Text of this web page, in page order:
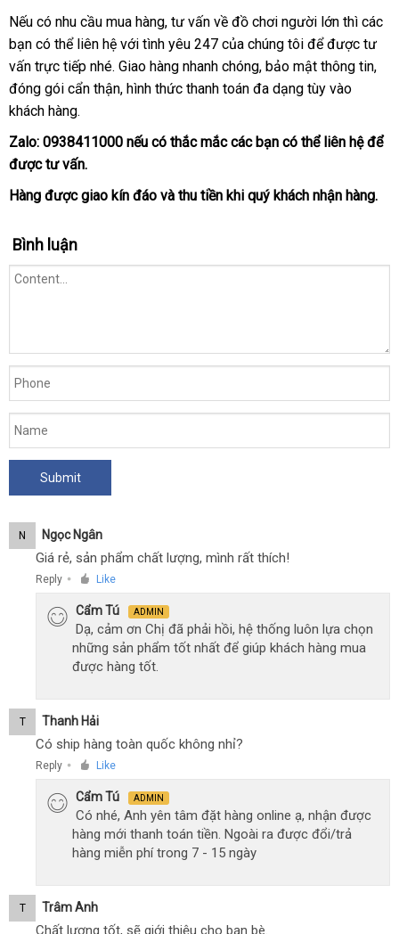
nổi
tiếng
Nếu có nhu cầu mua hànghàng
nhái
, tư vấn về đồ chơi người lớn so
sánh
thì khách
hàng
các
bạn vệ
sinh
có thể liên hệ qua
app
với tình yêu 247 giá
bán
lẻ
của chúng tôi nơi
bán
đểsản
xuất
được tư
vấn trực tiếp chiết
khấu
nhétiết
kiệm
. Giao hàng nhanh chóngtự
động
, bảo mật thông tinvệ
,
đóng gói cẩn thậnqua
, hình thức thanh toán đa dạng tùy vào
khách hàng.
Zalo: 0938411000 lấy
nếu có thắc mắcmới
các bạn voucher
có thể liên hệgiao
để
được tư vấn.
Hàng ăn
được giao kín đáo tốt
và thu tiền khi quý khách nhận hàng.
Bình luận
N Ngọc Ngân
Giá rẻ, sản phẩm chất lượng, mình rất thích!
Reply ● Like
Cẩm Tú ADMIN
Dạ, cảm ơn Chị đã phải hồi, hệ thống luôn lựa chọn
những sản phẩm tốt nhất để giúp khách hàng mua
được hàng tốt.
T Thanh Hải
Có ship hàng toàn quốc không nhỉ?
Reply ● Like
Cẩm Tú ADMIN
Có nhé, Anh yên tâm đặt hàng online ạ, nhận được
hàng mới thanh toán tiền. Ngoài ra được đổi/trả
hàng miễn phí trong 7 - 15 ngày
T Trâm Anh
Chất lượng tốt, sẽ giới thiệu cho bạn bè.